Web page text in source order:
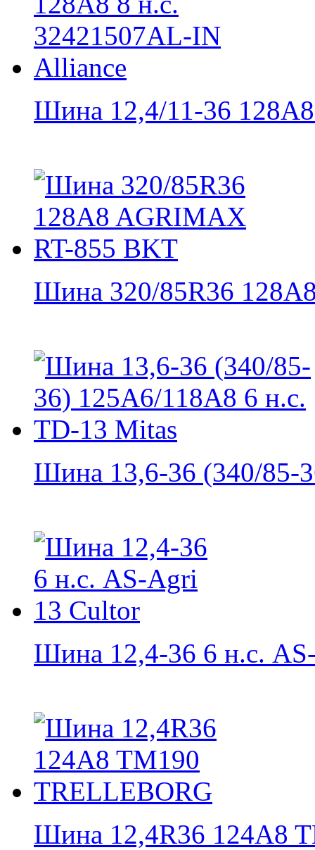
Шина 12,4/11-36
Шина 320/85R36
Шина 13,6-36 (340/85-
Шина 12,4-36 6 н.с.
Шина 12,4R36 124A8